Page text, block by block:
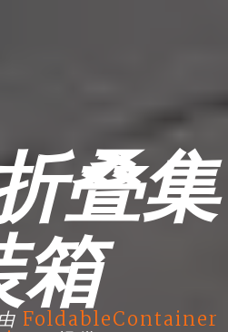
叠集
箱
FoldableContainer